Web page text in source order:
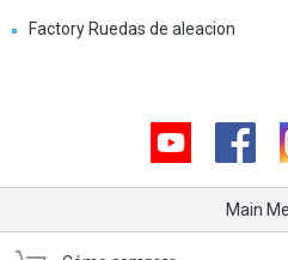
Factory Ruedas de aleacion
Youtube
Main